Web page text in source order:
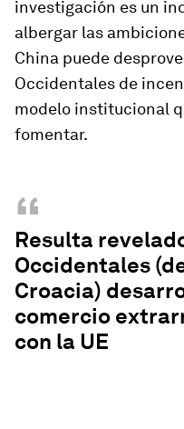
investigación es un
albergar las
China puede
Occidentales de
modelo institucional
fomentar.
“
Resulta
Occidentales
Croacia)
comercio
con la UE